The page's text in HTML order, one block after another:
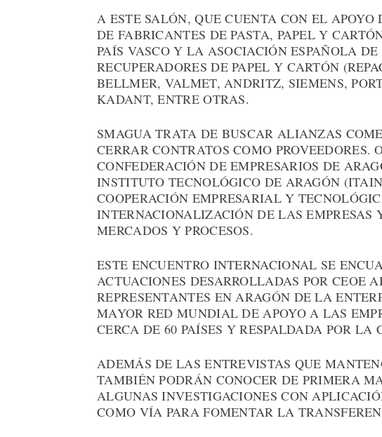
A ESTE SALÓN, QUE CUENTA CON EL
DE FABRICANTES DE PASTA, PAPEL Y
PAÍS VASCO Y LA ASOCIACIÓN ESPAÑOLA
RECUPERADORES DE PAPEL Y CARTÓN
BELLMER, VALMET, ANDRITZ, SIEMENS,
KADANT, ENTRE OTRAS.
SMAGUA TRATA DE BUSCAR ALIANZAS
CERRAR CONTRATOS COMO PROVEEDORES.
CONFEDERACIÓN DE EMPRESARIOS DE
INSTITUTO TECNOLÓGICO DE ARAGÓN
COOPERACIÓN EMPRESARIAL Y
INTERNACIONALIZACIÓN DE LAS EMPRESAS
MERCADOS Y PROCESOS.
ESTE ENCUENTRO INTERNACIONAL SE
ACTUACIONES DESARROLLADAS POR CEOE
REPRESENTANTES EN ARAGÓN DE LA
MAYOR RED MUNDIAL DE APOYO A LAS
CERCA DE 60 PAÍSES Y RESPALDADA POR LA
ADEMÁS DE LAS ENTREVISTAS QUE
TAMBIÉN PODRÁN CONOCER DE PRIMERA
ALGUNAS INVESTIGACIONES CON
COMO VÍA PARA FOMENTAR LA